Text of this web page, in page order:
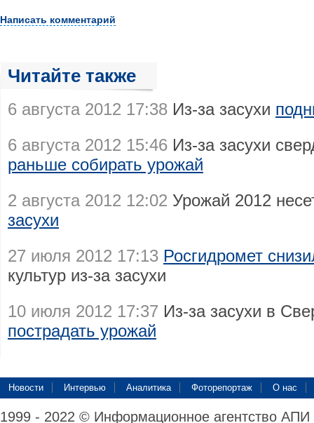
Написать комментарий
Читайте также
6 августа 2012 17:38 Из-за засухи
6 августа 2012 15:46 Из-за засухи
раньше собирать урожай
2 августа 2012 12:02 Урожай 2012
засухи
27 июля 2012 17:13 Росгидромет
культур из-за засухи
10 июля 2012 17:37 Из-за засухи в
пострадать урожай
Новости Интервью Аналитика Фоторепортаж О нас
1999 - 2022 © Информационное агентство